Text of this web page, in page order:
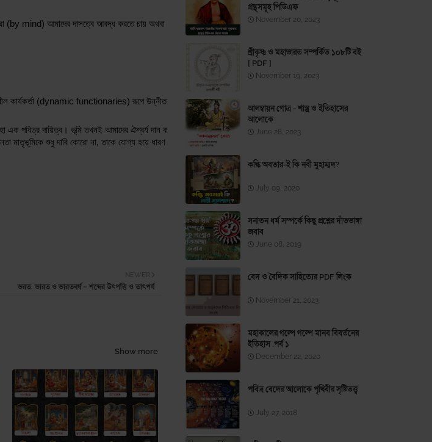
(by mind) আমাদের দাসত্বে আবদ্ধ করতে চায় অথবা যারা প্রাণঘাতী প্রকারের শারীরিক বল প্রয়োগ করে, হে সর্বদা সক্রিয় ও অশুভ
কার্যকর্তা (dynamic functionaries) রূপে উন্নীত করি: শাসক, পরিষদসমূহের সভাপতি, সেনাবাহিনী, সেনাপতিগণ, জনগণ, সেবকগণ
এক পবিত্র দায়িত্ব। ভূমি তখনই আমাদের ঐশ্বর্য দান করে, যখন আমরা তাকে জ্ঞান, শ্রম, শৃঙ্খলা ও ন্যায়ের দ্বারা রক্ষা করি। রাষ্ট্র তখনই
মাতৃভূমিকে শুধু দাবি কোরো না, তাকে যোগ্য হয়ে ধারণ করো। তোমার শৃঙ্খলা হোক তার অলংকার, তোমার ত্যাগ হোক তার সুরক্ষা, তোমার জ্ঞান
ভরত, ভারত ও ভারতবর্ষ ~ শব্দের উৎপত্তি ও তাৎপর্য
Show more
গ্রন্থসমূহ পিডিএফ
November 20, 2023
শ্রীকৃষ্ণ ও মহাভারত সম্পর্কিত ১০৮টি বই
[ PDF ]
November 19, 2023
আলম্বায়ন গোত্র - শাস্ত্র ও ইতিহাসের
আলোকে
June 28, 2023
কল্কি অবতার-ই কি নবী মুহাম্মদ?
July 09, 2020
সনাতন ধর্ম সম্পর্কে কিছু প্রশ্নের দাঁতভাঙ্গা
জবাব
June 08, 2019
বেদ ও বৈদিক সাহিত্যের PDF লিংক
November 21, 2023
মহাকালের গল্পে গল্পে মানব বিবর্তনের
ইতিহাস ;পর্ব ১
December 22, 2020
পবিত্র বেদের আলোকে পৃথিবীর সৃষ্টিতত্ত্ব
July 27, 2018